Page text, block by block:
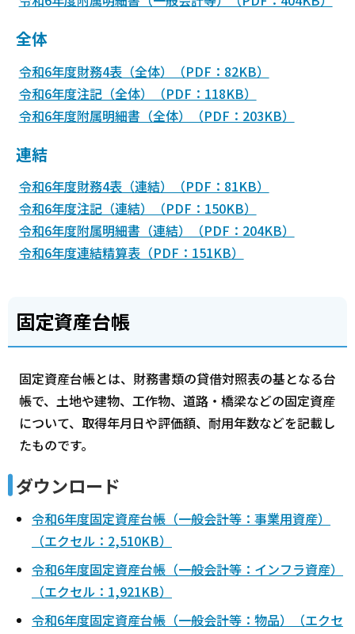
全体
令和6年度財務4表（全体）（PDF：82KB）
令和6年度注記（全体）（PDF：118KB）
令和6年度附属明細書（全体）（PDF：203KB）
連結
令和6年度財務4表（連結）（PDF：81KB）
令和6年度注記（連結）（PDF：150KB）
令和6年度附属明細書（連結）（PDF：204KB）
令和6年度連結精算表（PDF：151KB）
固定資産台帳
固定資産台帳とは、財務書類の貸借対照表の基となる台
帳で、土地や建物、工作物、道路・橋梁などの固定資産
について、取得年月日や評価額、耐用年数などを記載し
たものです。
ダウンロード
令和6年度固定資産台帳（一般会計等：事業用資産）
（エクセル：2,510KB）
令和6年度固定資産台帳（一般会計等：インフラ資産）
（エクセル：1,921KB）
令和6年度固定資産台帳（一般会計等：物品）（エクセ